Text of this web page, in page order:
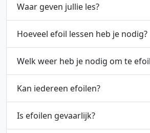
Waar geven jullie les?
Hoeveel efoil lessen heb je nodig?
Welk weer heb je nodig om te
Kan iedereen efoilen?
Is efoilen gevaarlijk?